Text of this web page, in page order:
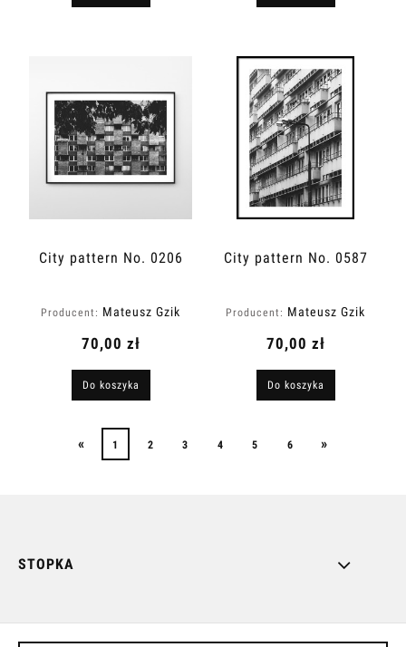
City pattern No. 0206
Producent: Mateusz Gzik
70,00 zł
Do koszyka
City pattern No. 0587
Producent: Mateusz Gzik
70,00 zł
Do koszyka
« 1 2 3 4 5 6 »
STOPKA